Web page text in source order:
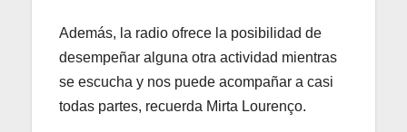
Además, la radio ofrece la posibilidad de
desempeñar alguna otra actividad mientras
se escucha y nos puede acompañar a casi
todas partes, recuerda Mirta Lourenço.